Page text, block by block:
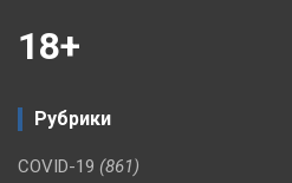
18+
Рубрики
COVID-19 (861)